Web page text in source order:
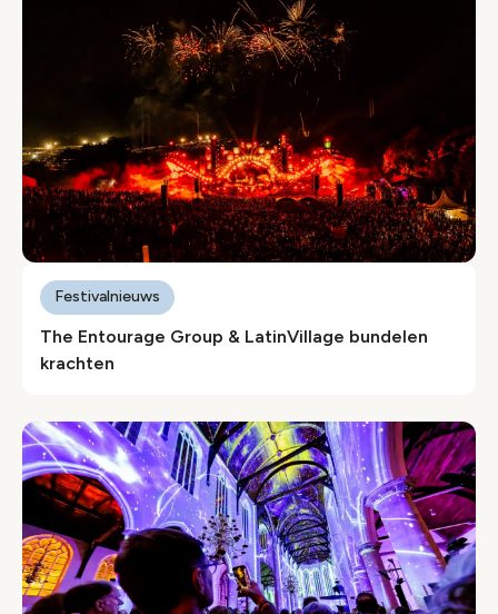
The Entourage Group & LatinVillage bundelen
krachten
Festivalnieuws